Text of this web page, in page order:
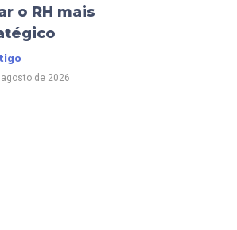
o RH mais
de 2026